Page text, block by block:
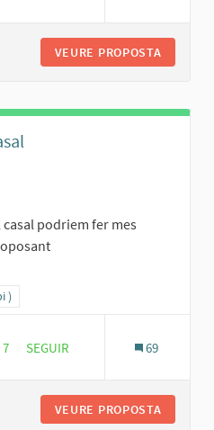
VEURE PROPOSTA
podriem fer mes
3- Joventut (Tot el municipi )
)
7 7 SEGUIDORES
SEGUIR 69
VEURE PROPOSTA